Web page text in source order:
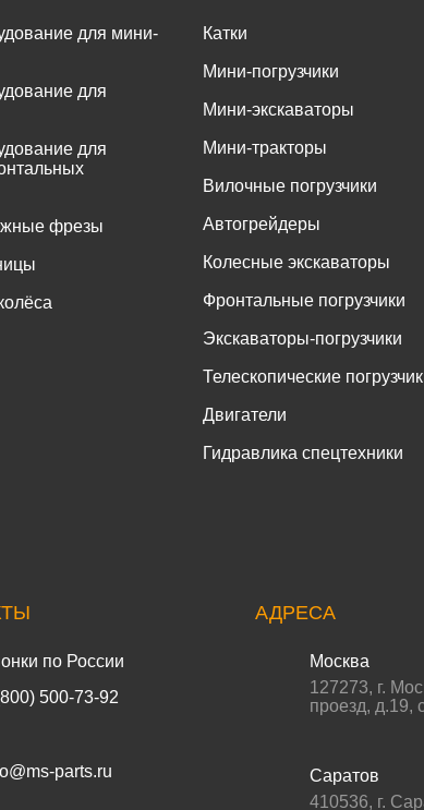
для мини-
для
для
фрезы
Катки
Мини-погрузчики
Мини-экскаваторы
Мини-тракторы
Вилочные погрузчики
Автогрейдеры
Колесные экскаваторы
Фронтальные погрузчики
Экскаваторы-погрузчики
Телескопические
Двигатели
Гидравлика спецтехники
по России
500-73-92
parts.ru
АДРЕСА
Москва
127273, г.
проезд, д.19,
Саратов
410536, г.